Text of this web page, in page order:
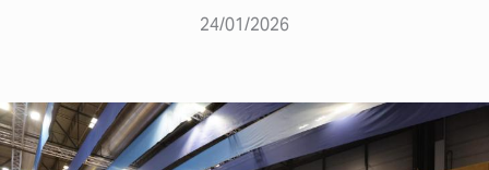
24/01/2026